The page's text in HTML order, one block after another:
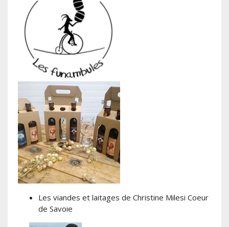
Les viandes et laitages de Christine Milesi Coeur
de Savoie